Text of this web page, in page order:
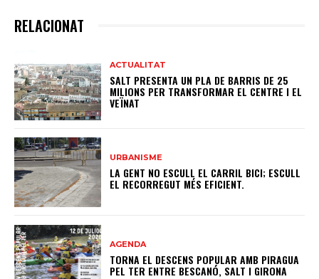
RELACIONAT
ACTUALITAT
SALT PRESENTA UN PLA DE BARRIS DE 25
MILIONS PER TRANSFORMAR EL CENTRE I EL
VEÏNAT
URBANISME
LA GENT NO ESCULL EL CARRIL BICI; ESCULL
EL RECORREGUT MÉS EFICIENT.
AGENDA
TORNA EL DESCENS POPULAR AMB PIRAGUA
PEL TER ENTRE BESCANÓ, SALT I GIRONA